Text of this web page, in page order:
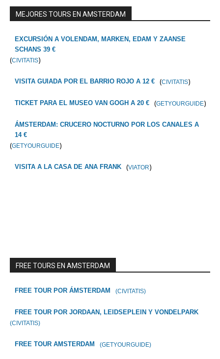
MEJORES TOURS EN AMSTERDAM
EXCURSIÓN A VOLENDAM, MARKEN, EDAM Y ZAANSE
SCHANS 39 €
(CIVITATIS)
VISITA GUIADA POR EL BARRIO ROJO A 12 € (CIVITATIS)
TICKET PARA EL MUSEO VAN GOGH A 20 € (GETYOURGUIDE)
ÁMSTERDAM: CRUCERO NOCTURNO POR LOS CANALES A
14 €
(GETYOURGUIDE)
VISITA A LA CASA DE ANA FRANK (VIATOR)
FREE TOURS EN AMSTERDAM
FREE TOUR POR ÁMSTERDAM (CIVITATIS)
FREE TOUR POR JORDAAN, LEIDSEPLEIN Y VONDELPARK
(CIVITATIS)
FREE TOUR AMSTERDAM (GETYOURGUIDE)